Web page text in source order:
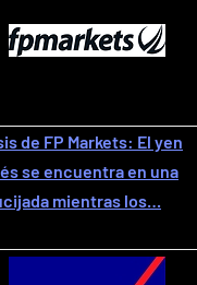
de FP Markets: El yen
se encuentra en una
mientras los…